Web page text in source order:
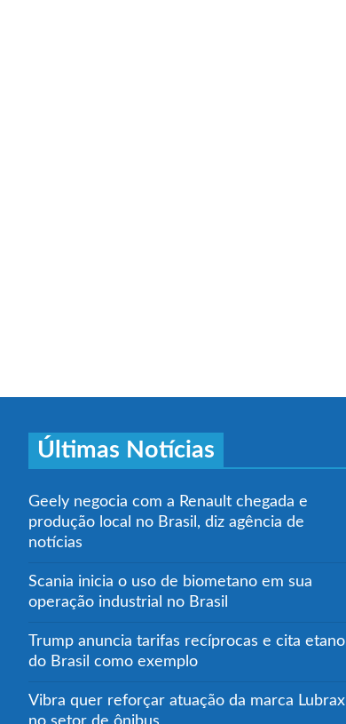
Últimas Notícias
Geely negocia com a Renault chegada e
produção local no Brasil, diz agência de
notícias
Scania inicia o uso de biometano em sua
operação industrial no Brasil
Trump anuncia tarifas recíprocas e cita etanol
do Brasil como exemplo
Vibra quer reforçar atuação da marca Lubrax